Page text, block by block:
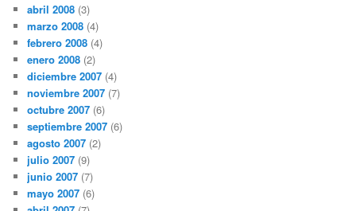
abril 2008 (3)
marzo 2008 (4)
febrero 2008 (4)
enero 2008 (2)
diciembre 2007 (4)
noviembre 2007 (7)
octubre 2007 (6)
septiembre 2007 (6)
agosto 2007 (2)
julio 2007 (9)
junio 2007 (7)
mayo 2007 (6)